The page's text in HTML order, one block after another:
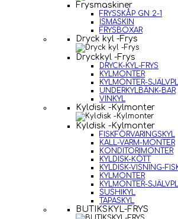
Frysmaskiner
FRYSSKÅP GN 2-1
ISMASKIN
FRYSBOXAR
Dryck kyl -Frys
Dryckkyl -Frys
DRYCK-KYL-FRYS
KYLMONTER
KYLMONTER-
UNDERKYLBÄNK-BAR
VINKYL
Kyldisk -Kylmonter
Kyldisk -Kylmonter
FISKFÖRVARINGSKYL
KALL-VARM-MONTER
KONDITORIMONTER
KYLDISK-KÖTT
KYLDISK-VISNING-
KYLMONTER
KYLMONTER-
SUSHIKYL
TAPASKYL
BUTIKSKYL-FRYS